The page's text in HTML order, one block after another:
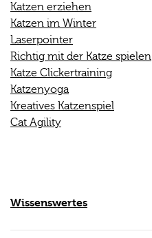
Katzen erziehen
Katzen im Winter
Laserpointer
Richtig mit der Katze spielen
Katze Clickertraining
Katzenyoga
Kreatives Katzenspiel
Cat Agility
Wissenswertes